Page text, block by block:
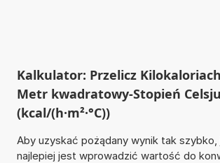
Kalkulator: Przelicz
Metr kwadratowy-Stopień
(kcal/(h·m²·°C))
Aby uzyskać pożądany wynik tak szybko,
najlepiej jest wprowadzić wartość do